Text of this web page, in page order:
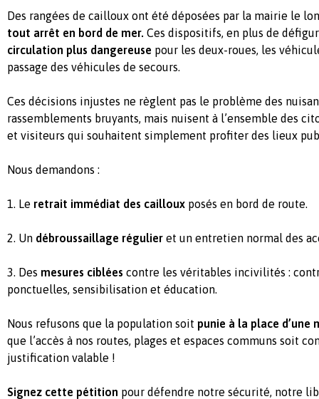
Des rangées de cailloux ont été déposées par la mairie le
tout arrêt en bord de mer. Ces dispositifs, en plus de
circulation plus dangereuse pour les deux-roues, les
passage des véhicules de secours.
Ces décisions injustes ne règlent pas le problème des
rassemblements bruyants, mais nuisent à l’ensemble des
et visiteurs qui souhaitent simplement profiter des lieux
Nous demandons :
1. Le retrait immédiat des cailloux posés en bord de route.
2. Un débroussaillage régulier et un entretien normal des
3. Des mesures ciblées contre les véritables incivilités :
ponctuelles, sensibilisation et éducation.
Nous refusons que la population soit punie à la place d’une
que l’accès à nos routes, plages et espaces communs soit
justification valable !
Signez cette pétition pour défendre notre sécurité, notre